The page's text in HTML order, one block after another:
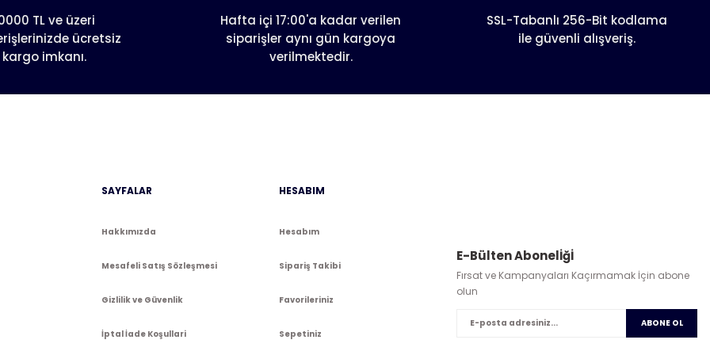
TL ve üzeri
ücretsiz
kargo imkanı.
Hafta içi 17:00'a kadar verilen
siparişler aynı gün kargoya
verilmektedir.
SSL-Tabanlı 256-Bit kodlama
ile güvenli alışveriş.
SAYFALAR
Hakkımızda
Mesafeli Satış Sözleşmesi
Gizlilik ve Güvenlik
İptal İade Koşullari
HESABIM
Hesabım
Sipariş Takibi
Favorileriniz
Sepetiniz
E-Bülten Abonelİğİ
Fırsat ve Kampanyaları Kaçırmamak İçin abone
olun
ABONE OL